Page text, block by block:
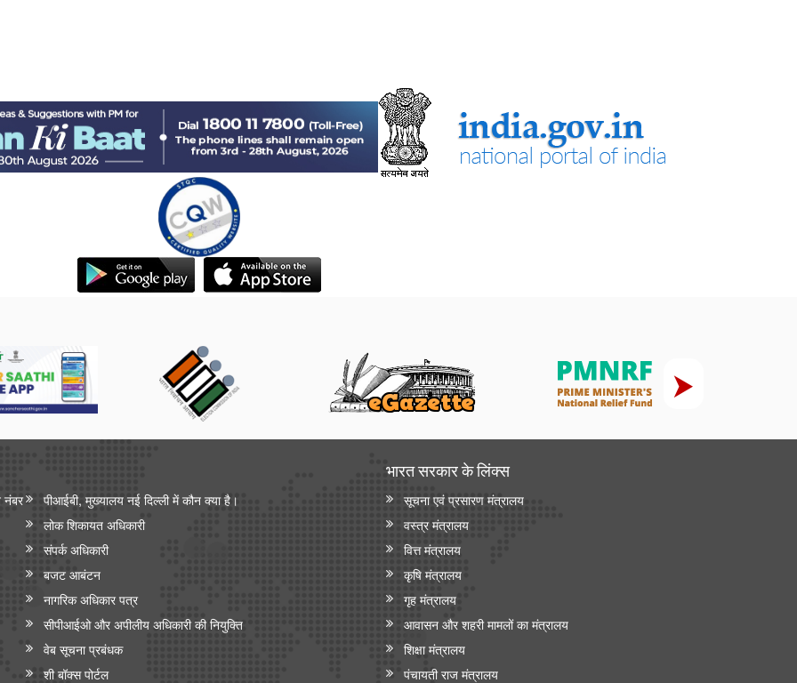
नंबर
पीआईबी, मुख्यालय नई दिल्ली में कौन क्या है।
लोक शिकायत अधिकारी
संपर्क अधिकारी
बजट आबंटन
नागरिक अधिकार पत्र
सीपीआईओ और अपी‍लीय अधिकारी की नियुक्ति
वेब सूचना प्रबंधक
शी बॉक्स पोर्टल
भारत सरकार के लिंक्‍स
सूचना एवं प्रसारण मंत्रालय
वस्त्र मंत्रालय
वित्त मंत्रालय
कृषि मंत्रालय
गृह मंत्रालय
आवासन और शहरी मामलों का मंत्रालय
शिक्षा मंत्रालय
पंचायती राज मंत्रालय